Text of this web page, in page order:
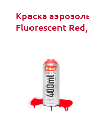
Краска
Fluorescent